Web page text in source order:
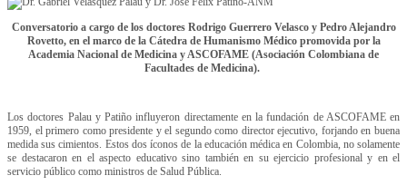
Conversatorio a cargo de los doctores Rodrigo Guerrero Velasco y Pedro Alejandro
Rovetto, en el marco de la Cátedra de Humanismo Médico promovida por la
Academia Nacional de Medicina y ASCOFAME (Asociación Colombiana de
Facultades de Medicina).
Los doctores Palau y Patiño influyeron directamente en la fundación de ASCOFAME en
1959, el primero como presidente y el segundo como director ejecutivo, forjando en buena
medida sus cimientos. Estos dos íconos de la educación médica en Colombia, no solamente
se destacaron en el aspecto educativo sino también en su ejercicio profesional y en el
servicio público como ministros de Salud Pública.